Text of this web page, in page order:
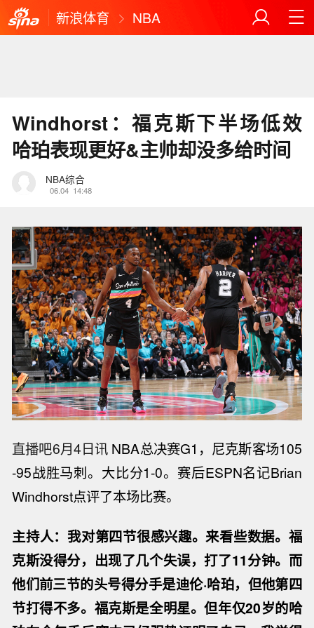
新浪体育 NBA
Windhorst：福克斯下半场低效
哈珀表现更好&主帅却没多给时间
NBA综合
06.04 14:48
直播吧6月4日讯 NBA总决赛G1，尼克斯客场105
-95战胜马刺。大比分1-0。赛后ESPN名记Brian
Windhorst点评了本场比赛。
主持人：我对第四节很感兴趣。来看些数据。福
克斯没得分，出现了几个失误，打了11分钟。而
他们前三节的头号得分手是迪伦·哈珀，但他第四
节打得不多。福克斯是全明星。但年仅20岁的哈